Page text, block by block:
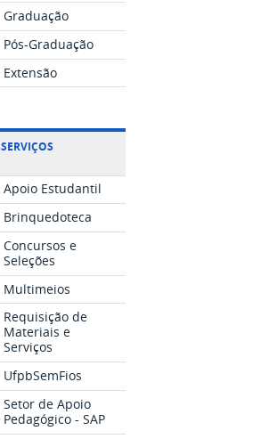
Graduação
Pós-Graduação
Extensão
SERVIÇOS
Apoio Estudantil
Brinquedoteca
Concursos e
Seleções
Multimeios
Requisição de
Materiais e
Serviços
UfpbSemFios
Setor de Apoio
Pedagógico - SAP